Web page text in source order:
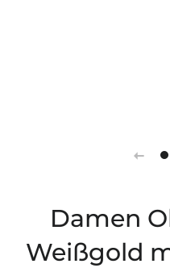
Damen
Weißgold